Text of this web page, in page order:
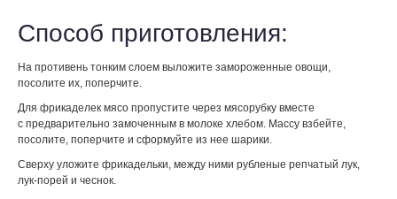
Способ приготовления:
На противень тонким слоем выложите замороженные овощи,
посолите их, поперчите.
Для фрикаделек мясо пропустите через мясорубку вместе
с предварительно замоченным в молоке хлебом. Массу взбейте,
посолите, поперчите и сформуйте из нее шарики.
Сверху уложите фрикадельки, между ними рубленые репчатый лук,
лук-порей и чеснок.